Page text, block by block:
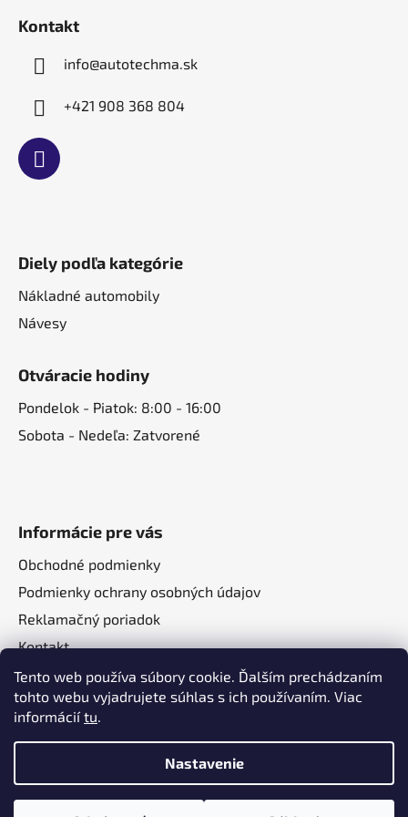
Tento web používa súbory cookie. Ďalším prechádzaním
tohto webu vyjadrujete súhlas s ich používaním. Viac
informáciítu.
Nastavenie
Kontakt
info@autotechma.sk
+421 908 368 804
Diely podľa kategórie
Nákladné automobily
Návesy
Otváracie hodiny
Pondelok - Piatok: 8:00 - 16:00
Sobota - Nedeľa: Zatvorené
Informácie pre vás
Obchodné podmienky
Podmienky ochrany osobných údajov
Reklamačný poriadok
Kontakt
O nás
Vytvoril Shoptet a
Adatelier